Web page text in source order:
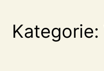
Kategorie: